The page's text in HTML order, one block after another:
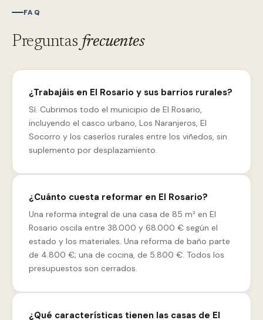
FAQ
Preguntas frecuentes
¿Trabajáis en El Rosario y sus barrios rurales?
Sí. Cubrimos todo el municipio de El Rosario,
incluyendo el casco urbano, Los Naranjeros, El
Socorro y los caseríos rurales entre los viñedos, sin
suplemento por desplazamiento.
¿Cuánto cuesta reformar en El Rosario?
Una reforma integral de una casa de 85 m² en El
Rosario oscila entre 38.000 y 68.000 € según el
estado y los materiales. Una reforma de baño parte
de 4.800 €; una de cocina, de 5.800 €. Todos los
presupuestos son cerrados.
¿Qué características tienen las casas de El